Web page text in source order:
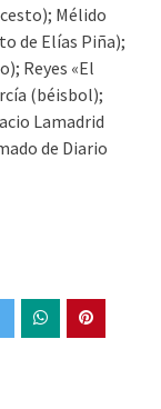
Mélido
de Elías Piña);
Reyes «El
(béisbol);
Lamadrid
de Diario